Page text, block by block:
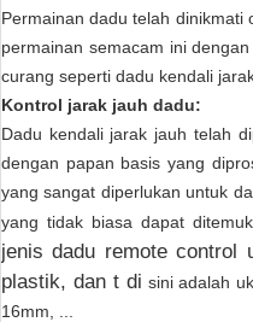
Permainan dadu telah
permainan semacam ini
curang seperti dadu kendali
Kontrol jarak jauh dadu:
Dadu kendali jarak jauh telah
dengan papan basis yang
yang sangat diperlukan untuk
yang tidak biasa dapat
jenis dadu remote control
plastik, dan t di sini adalah
16mm, ...